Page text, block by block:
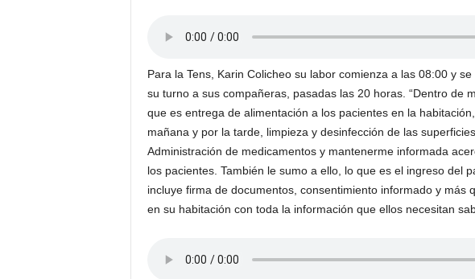
Para la Tens, Karin Colicheo su labor comienza a las 08:00 y
su turno a sus compañeras, pasadas las 20 horas. “Dentro de
que es entrega de alimentación a los pacientes en la
mañana y por la tarde, limpieza y desinfección de las
Administración de medicamentos y mantenerme informada
los pacientes. También le sumo a ello, lo que es el ingreso del
incluye firma de documentos, consentimiento informado y más
en su habitación con toda la información que ellos necesitan